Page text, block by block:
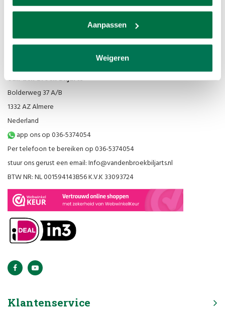
Aanpassen
Weigeren
Van den Broek Biljarts staat voor kwaliteit, vakmanschap en service.
Van den Broek Biljarts
Bolderweg 37 A/B
1332 AZ Almere
Nederland
app ons op 036-5374054
Per telefoon te bereiken op 036-5374054
stuur ons gerust een email:Info@vandenbroekbiljarts.nl
BTW NR: NL 001594143B56 K.V.K 33093724
Klantenservice